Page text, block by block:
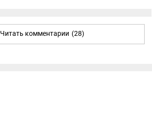
Читать комментарии (28)